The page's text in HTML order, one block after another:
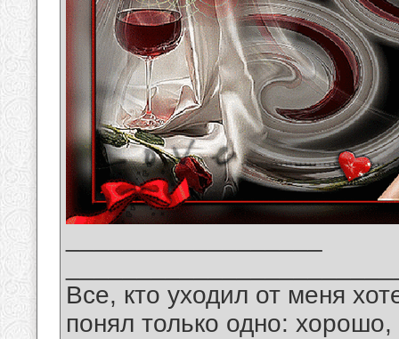
Все, кто уходил от меня
понял только одно: